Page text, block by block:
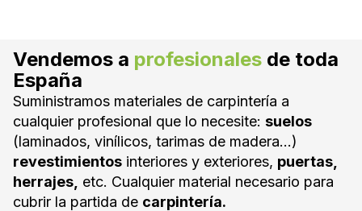
Vendemos a profesionales de toda
España
Suministramos materiales de carpintería a
cualquier profesional que lo necesite: suelos
(laminados, vinílicos, tarimas de madera...)
revestimientos interiores y exteriores, puertas,
herrajes, etc. Cualquier material necesario para
cubrir la partida de carpintería.